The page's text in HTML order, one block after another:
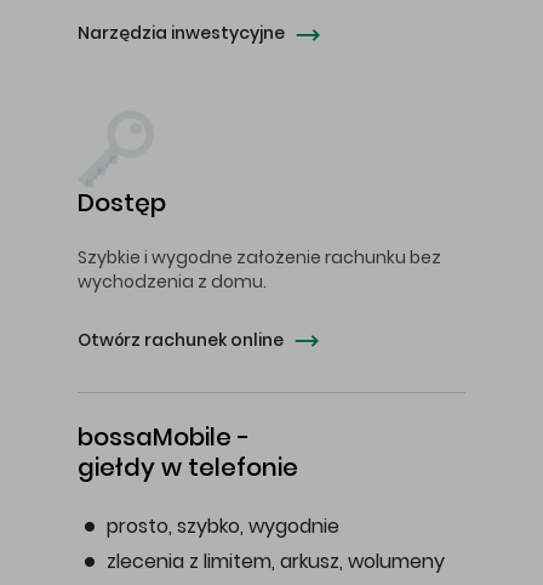
Narzędzia inwestycyjne
Dostęp
Szybkie i wygodne założenie rachunku bez
wychodzenia z domu.
Otwórz rachunek online
bossaMobile -
giełdy w telefonie
prosto, szybko, wygodnie
zlecenia z limitem, arkusz, wolumeny